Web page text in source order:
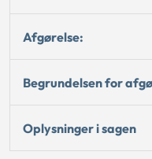
Afgørelse:
Begrundelsen for
Oplysninger i sagen